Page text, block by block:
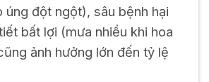
úng đột ngột), sâu bệnh hại
bất lợi (mưa nhiều khi hoa
ảnh hưởng lớn đến tỷ lệ